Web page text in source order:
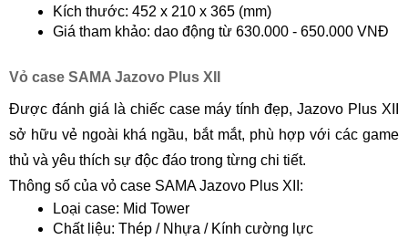
Kích thước: 452 x 210 x 365 (mm)
Giá tham khảo: dao động từ 630.000 - 650.000 VNĐ
Vỏ case SAMA Jazovo Plus XII
Được đánh giá là chiếc case máy tính đẹp, Jazovo Plus XII
sở hữu vẻ ngoài khá ngầu, bắt mắt, phù hợp với các game
thủ và yêu thích sự độc đáo trong từng chi tiết.
Thông số của vỏ case SAMA Jazovo Plus XII:
Loại case: Mid Tower
Chất liệu: Thép / Nhựa / Kính cường lực